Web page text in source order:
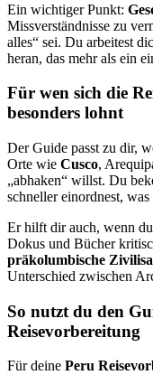
Ein wichtiger Punkt:
Missverständnisse zu
alles“ sei. Du arbeitest
heran, das mehr als ein
Für wen sich die
besonders lohnt
Der Guide passt zu dir,
Orte wie Cusco,
„abhaken“ willst. Du
schneller einordnest, was
Er hilft dir auch, wenn
Dokus und Bücher
präkolumbische
Unterschied zwischen
So nutzt du den
Reisevorbereitung
Für deine Peru